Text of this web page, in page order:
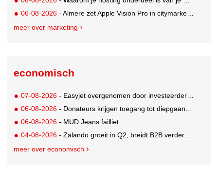
06-08-2026 - Almere zet Apple Vision Pro in citymarketing
meer over marketing
economisch
07-08-2026 - Easyjet overgenomen door investeerder Apollo
06-08-2026 - Donateurs krijgen toegang tot diepgaandere informatie over goede doelen
06-08-2026 - MUD Jeans failliet
04-08-2026 - Zalando groeit in Q2, breidt B2B verder uit en innoveert met AI
meer over economisch